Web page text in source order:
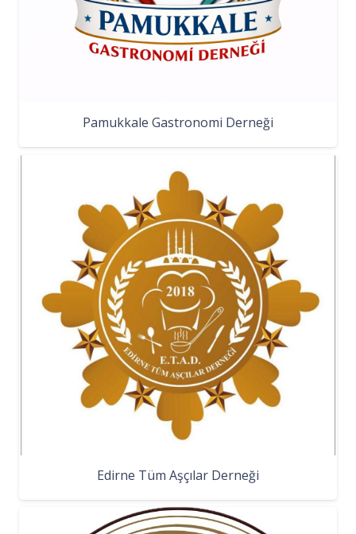
Pamukkale Gastronomi Derneği
Edirne Tüm Aşçılar Derneği